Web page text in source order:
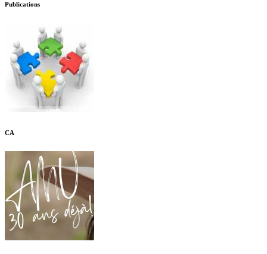
Publications
CA